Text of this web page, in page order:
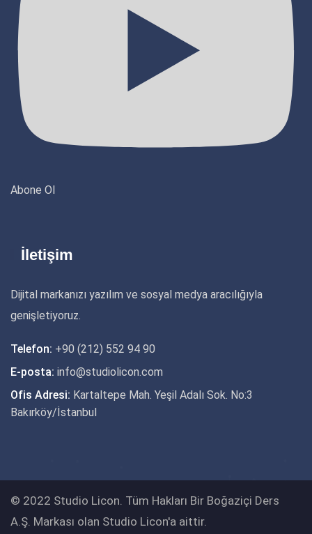
Abone Ol
İletişim
Dijital markanızı yazılım ve sosyal medya aracılığıyla
genişletiyoruz.
Telefon: +90 (212) 552 94 90
E-posta: info@studiolicon.com
Ofis Adresi: Kartaltepe Mah. Yeşil Adalı Sok. No:3
Bakırköy/İstanbul
© 2022 Studio Licon. Tüm Hakları Bir Boğaziçi Ders
A.Ş. Markası olan Studio Licon'a aittir.